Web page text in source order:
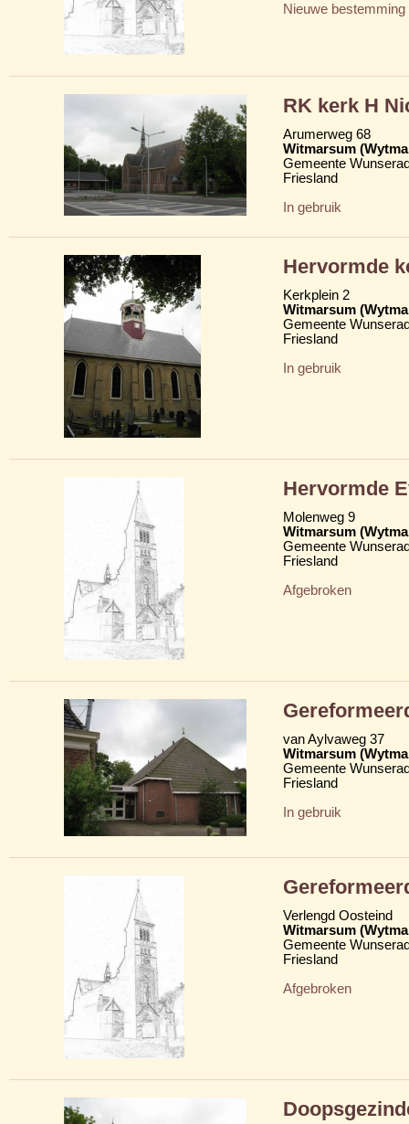
Nieuwe bestemming
RK kerk H
Arumerweg 68
Witmarsum
Gemeente
Friesland
In gebruik
Hervormde
Kerkplein 2
Witmarsum
Gemeente
Friesland
In gebruik
Hervormde
Molenweg 9
Witmarsum
Gemeente
Friesland
Afgebroken
van Aylvaweg 37
Witmarsum
Gemeente
Friesland
In gebruik
Verlengd Oosteind
Witmarsum
Gemeente
Friesland
Afgebroken